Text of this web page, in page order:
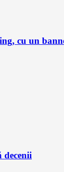
cu un
decenii